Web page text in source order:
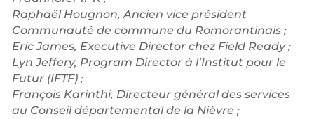
Raphaël Hougnon, Ancien vice président
Communauté de commune du Romorantinais ;
Eric James, Executive Director chez Field Ready ;
Lyn Jeffery, Program Director à l’Institut pour le
Futur (IFTF) ;
François Karinthi, Directeur général des services
au Conseil départemental de la Nièvre ;